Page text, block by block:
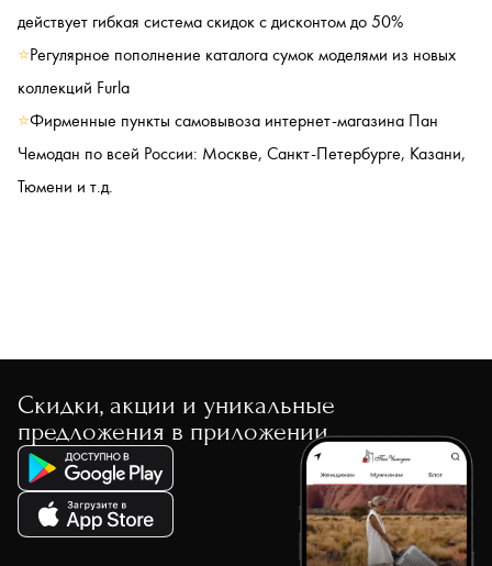
действует гибкая система скидок с дисконтом до 50%
⭐Регулярное пополнение каталога сумок моделями из новых
коллекций Furla
⭐Фирменные пункты самовывоза интернет-магазина Пан
Чемодан по всей России: Москве, Санкт-Петербурге, Казани,
Тюмени и т.д.
Скидки, акции и уникальные
предложения в приложении